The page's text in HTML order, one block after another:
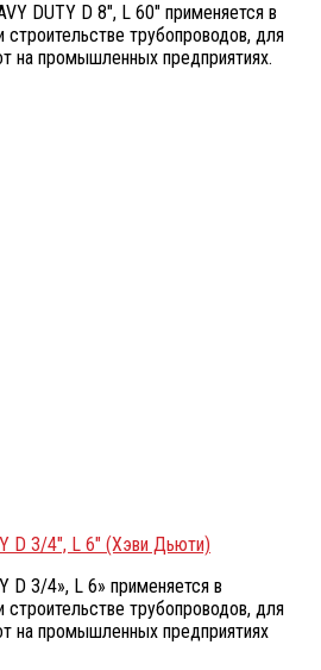
DUTY D 8″, L 60″ применяется в
строительстве трубопроводов, для
на промышленных предприятиях.
D 3/4″, L 6″ (Хэви Дьюти)
D 3/4», L 6» применяется в
строительстве трубопроводов, для
на промышленных предприятиях